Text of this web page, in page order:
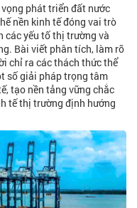
phát triển đất nước
nền kinh tế đóng vai trò
các yếu tố thị trường và
Bài viết phân tích, làm rõ
chỉ ra các thách thức thể
số giải pháp trọng tâm
tạo nền tảng vững chắc
tế thị trường định hướng